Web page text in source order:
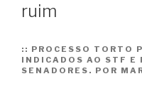
ruim
:: PROCESSO TORTO
INDICADOS AO STF E
SENADORES. POR